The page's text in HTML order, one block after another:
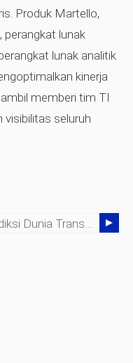
Produk Martello,
perangkat lunak
lunak analitik
kinerja
memberi tim TI
visibilitas seluruh